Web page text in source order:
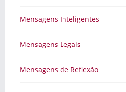
Mensagens Inteligentes
Mensagens Legais
Mensagens de Reflexão